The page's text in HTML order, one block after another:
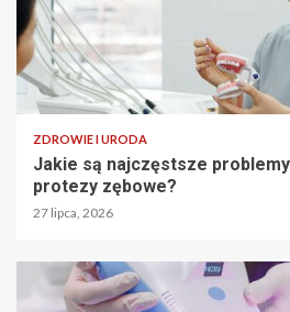
ZDROWIE I URODA
Jakie są najczęstsze
protezy zębowe?
27 lipca, 2026